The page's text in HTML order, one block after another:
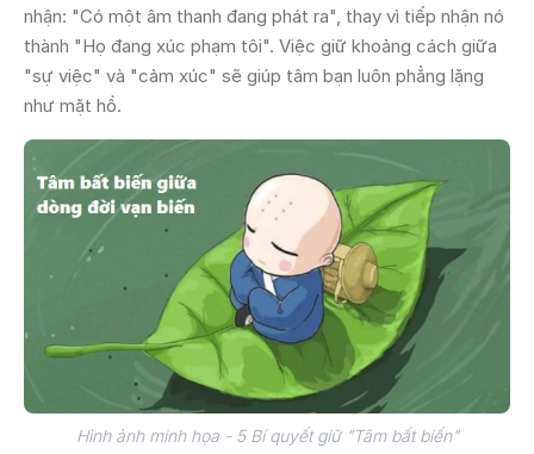
nhận: "Có một âm thanh đang phát ra", thay vì tiếp nhận nó
thành "Họ đang xúc phạm tôi". Việc giữ khoảng cách giữa
"sự việc" và "cảm xúc" sẽ giúp tâm bạn luôn phẳng lặng
như mặt hồ.
Hình ảnh minh họa - 5 Bí quyết giữ "Tâm bất biến"